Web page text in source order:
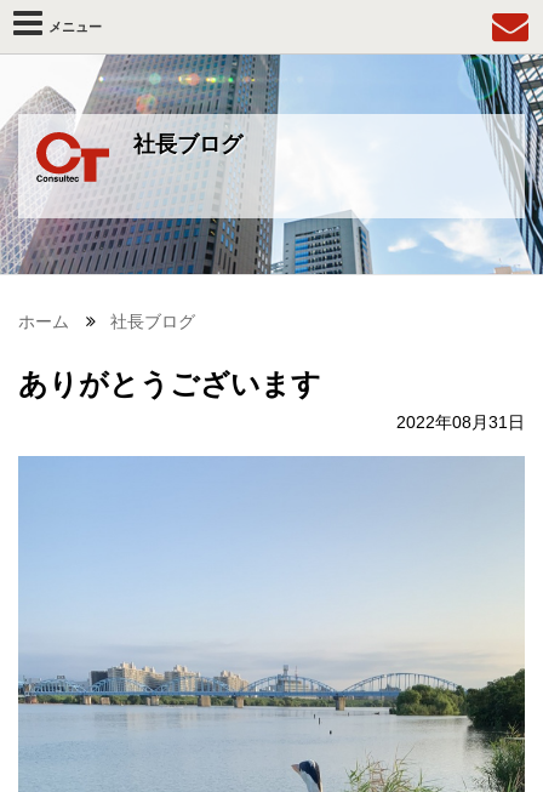
社長ブログ
メニュー
ホーム 社長ブログ
ありがとうございます
2022年08月31日